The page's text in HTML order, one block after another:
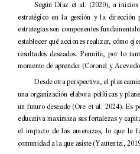
Según Díaz et al. (2020), a inicios
estratégico en la gestión y la dirección
estrategias son componentes
establecer qué acciones realizar, cómo
resultados deseados. Permite, por lo
momento de aprender (Coronel y
Desde otra perspectiva, el
una organización elabora políticas y
un futuro deseado (Ore et al. 2024). Es
educativa maximiza sus fortalezas y
el impacto de las amenazas, lo que le
comunidad a la que asiste (Yautentzi,